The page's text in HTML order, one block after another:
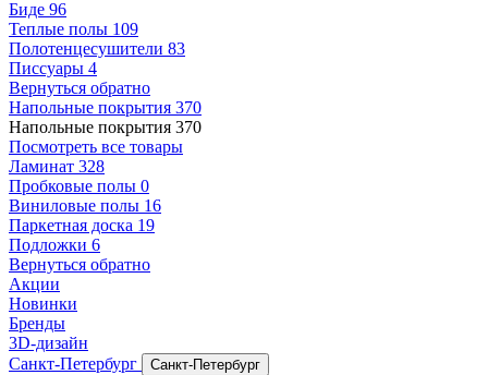
Биде 96
Теплые полы 109
Полотенцесушители 83
Писсуары 4
Вернуться обратно
Напольные покрытия 370
Напольные покрытия 370
Посмотреть все товары
Ламинат 328
Пробковые полы 0
Виниловые полы 16
Паркетная доска 19
Подложки 6
Вернуться обратно
Акции
Новинки
Бренды
3D-дизайн
Санкт-Петербург
Санкт-Петербург